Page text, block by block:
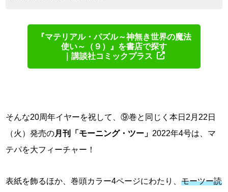
『マテリアル・パズル～神無き世界の魔法
使い～（９）』を書店で探す
｜講談社コミックプラス
そんな20周年イヤーを祝して、⑨巻と同じく本日2月22日
（火）発売の月刊「モーニング・ツー」 2022年4号は、マ
テパを大フィーチャー！
表紙を飾るほか、巻頭カラー4ページにわたり、モーツー読